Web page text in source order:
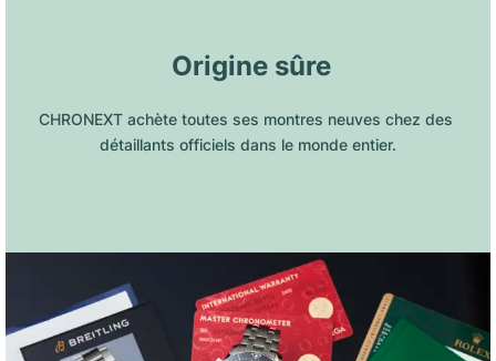
Origine sûre
CHRONEXT achète toutes ses montres neuves chez des
détaillants officiels dans le monde entier.